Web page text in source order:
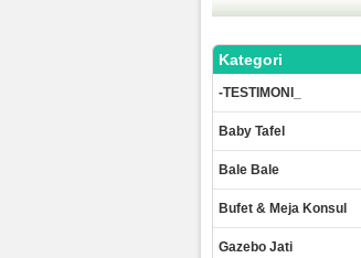
Kategori
-TESTIMONI_
Baby Tafel
Bale Bale
Bufet & Meja Konsul
Gazebo Jati